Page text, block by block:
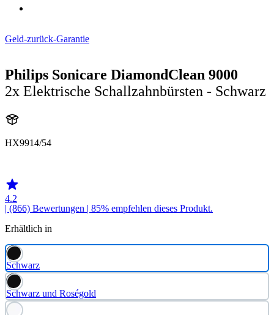
Geld-zurück-Garantie
Philips Sonicare DiamondClean 9000
2x Elektrische Schallzahnbürsten - Schwarz
HX9914/54
4.2
| (866) Bewertungen | 85% empfehlen dieses Produkt.
Erhältlich in
Schwarz
Schwarz und Roségold